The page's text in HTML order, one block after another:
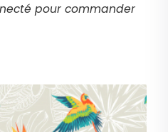
pour commander